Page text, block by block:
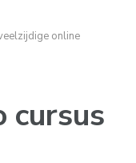
online
cursus